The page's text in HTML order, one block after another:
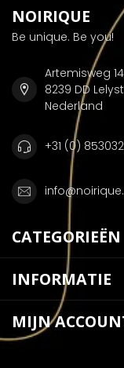
NOIRIQUE
Be unique. Be you!
Artemisweg
8239 DD
Nederland
+31 (0)
CATEGORIEËN
INFORMATIE
MIJN